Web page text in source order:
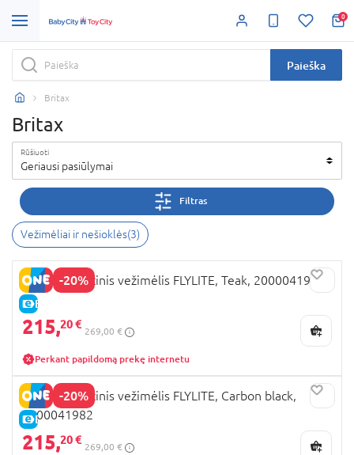
0
Paieška
Britax
Britax
Rūšiuoti
Geriausi pasiūlymai
Filtras
Vežimėliai ir nešioklės(3)
-20%
E-KAINA
BRITAX sportinis vežimėlis FLYLITE, Teak, 2000041983
215,20 €
269,00 €
Perkant papildomą prekę internetu
-20%
E-KAINA
BRITAX sportinis vežimėlis FLYLITE, Carbon black,
2000041982
215,20 €
269,00 €